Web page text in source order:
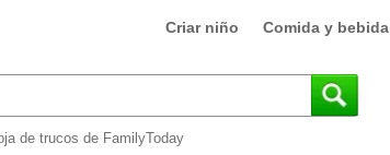
Criar niño Comida y bebida
de trucos de FamilyToday